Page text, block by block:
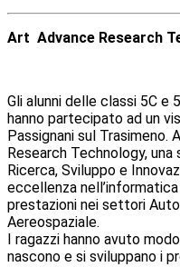
Art Advance Research
Gli alunni delle classi 5C
hanno partecipato ad un
Passignani sul Trasimeno.
Research Technology,
Ricerca, Sviluppo e
eccellenza
prestazioni nei settori
Aereospaziale.
I ragazzi hanno avuto
nascono e si sviluppano i